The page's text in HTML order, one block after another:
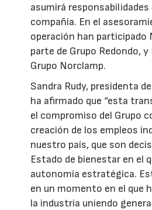
asumirá responsabilidades
compañía. En el
operación han participado
parte de Grupo Redondo,
Grupo Norclamp.
Sandra Rudy, presidenta
ha afirmado que “esta
el compromiso del Grupo
creación de los empleos
nuestro país, que son
Estado de bienestar en el
autonomía estratégica.
en un momento en el que
la industria uniendo